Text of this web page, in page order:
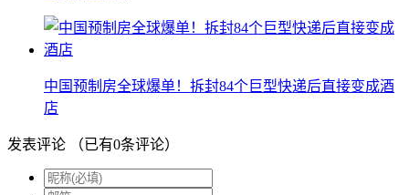
中国预制房全球爆单！拆封84个巨型快递后直接变成酒
店
发表评论 （已有0条评论）